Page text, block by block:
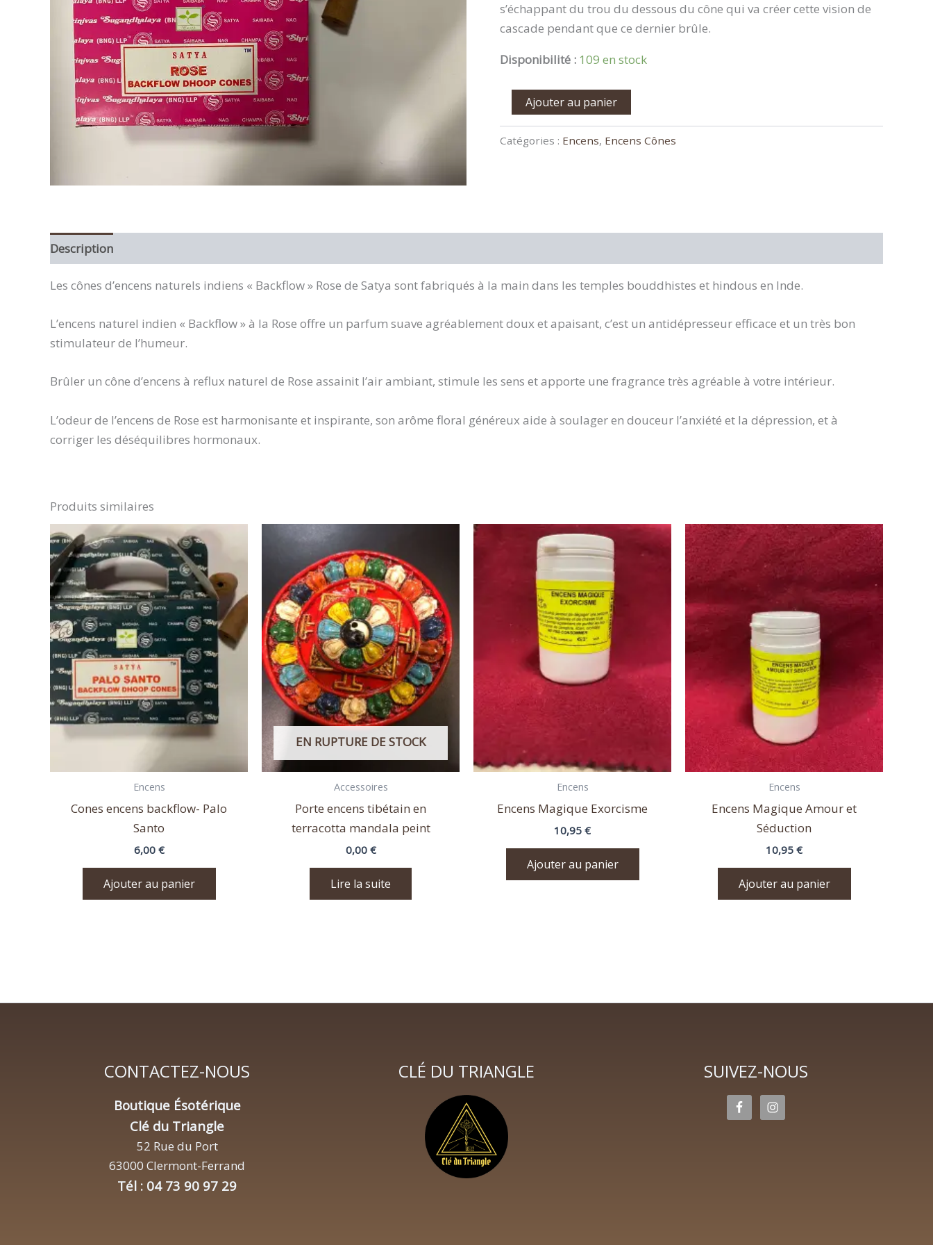
s’échappant du trou du dessous du cône qui va créer cette vision de
cascade pendant que ce dernier brûle.
Disponibilité : 109 en stock
Ajouter au panier
Catégories : Encens, Encens Cônes
Description
Les cônes d’encens naturels indiens « Backflow » Rose de Satya sont fabriqués à la main dans les temples bouddhistes et hindous en Inde.
L’encens naturel indien « Backflow » à la Rose offre un parfum suave agréablement doux et apaisant, c’est un antidépresseur efficace et un très bon
stimulateur de l’humeur.
Brûler un cône d’encens à reflux naturel de Rose assainit l’air ambiant, stimule les sens et apporte une fragrance très agréable à votre intérieur.
L’odeur de l’encens de Rose est harmonisante et inspirante, son arôme floral généreux aide à soulager en douceur l’anxiété et la dépression, et à
corriger les déséquilibres hormonaux.
Produits similaires
Encens
Cones encens backflow- Palo
Santo
6,00 €
Ajouter au panier
EN RUPTURE DE STOCK
Accessoires
Porte encens tibétain en
terracotta mandala peint
0,00 €
Lire la suite
Encens
Encens Magique Exorcisme
10,95 €
Ajouter au panier
Encens
Encens Magique Amour et
Séduction
10,95 €
Ajouter au panier
CONTACTEZ-NOUS
Boutique Ésotérique
Clé du Triangle
52 Rue du Port
63000 Clermont-Ferrand
Tél : 04 73 90 97 29
CLÉ DU TRIANGLE SUIVEZ-NOUS